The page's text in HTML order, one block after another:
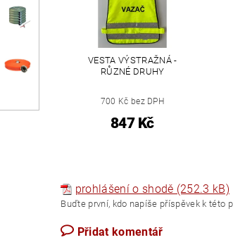
VESTA VÝSTRAŽNÁ -
RŮZNÉ DRUHY
700 Kč bez DPH
847 Kč
prohlášení o shodě (252.3 kB)
Buďte první, kdo napíše příspěvek k této
Přidat komentář